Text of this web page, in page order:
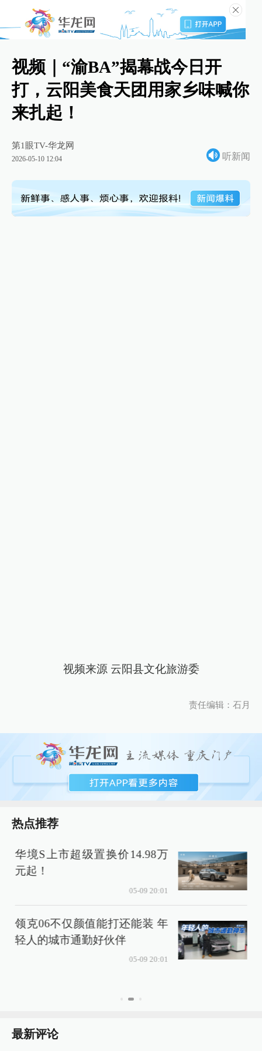
视频｜“渝BA”揭幕战今日开
打，云阳美食天团用家乡味喊你
来扎起！
第1眼TV-华龙网
2026-05-10 12:04 听新闻
视频来源 云阳县文化旅游委
责任编辑：石月
热点推荐
华境S上市超级置换价14.98万
元起！
05-09 20:01
领克06不仅颜值能打还能装 年
轻人的城市通勤好伙伴
05-09 20:01
最新评论